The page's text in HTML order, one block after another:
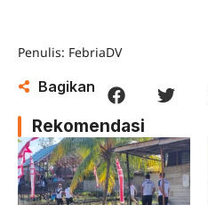
Penulis: FebriaDV
Bagikan
Rekomendasi